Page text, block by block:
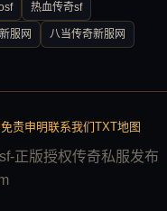
热血传奇sf
服网 八当传奇新服网
免责申明联系我们TXT地图
正版授权传奇私服发布